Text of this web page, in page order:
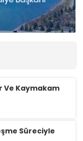
Ve Kaymakam
Süreciyle